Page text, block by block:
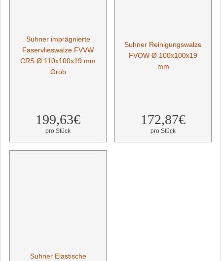
Suhner imprägnierte
Faservlieswalze FVVW
CRS Ø 110x100x19 mm
Grob
199,63€
pro Stück
Suhner Reinigungswalze
FVOW Ø 100x100x19
mm
172,87€
pro Stück
Suhner Elastische